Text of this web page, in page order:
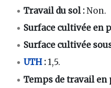
Travail du sol :Non.
Surface cultivée en
Surface cultivée
UTH :1,5.
Temps de travail